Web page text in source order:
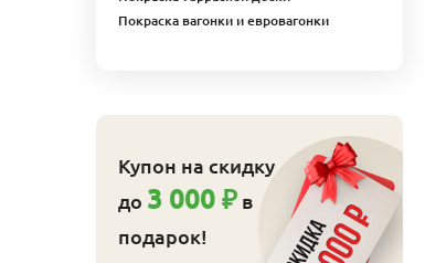
710
Купить
Покраска вагонки и евровагонки
Купон на скидку
до 3 000 ₽ в
подарок!